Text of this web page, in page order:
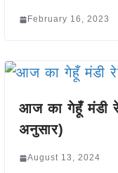
February 16, 2023
आज का गेहूँ मंडी
अनुसार)
August 13, 2024